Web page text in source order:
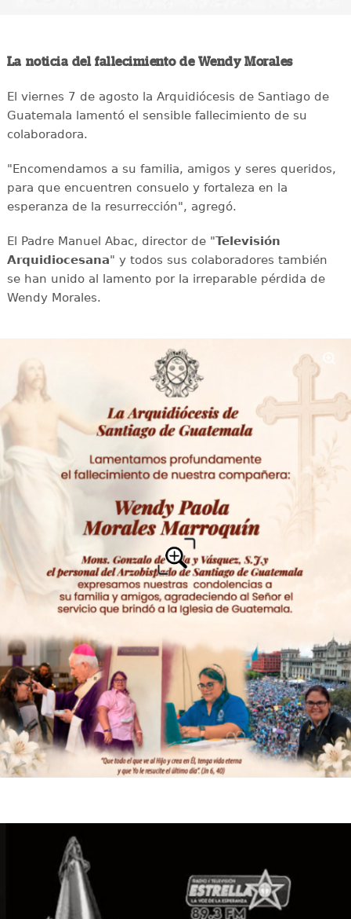
La noticia del fallecimiento de Wendy Morales
El viernes 7 de agosto la Arquidiócesis de Santiago de
Guatemala lamentó el sensible fallecimiento de su
colaboradora.
"Encomendamos a su familia, amigos y seres queridos,
para que encuentren consuelo y fortaleza en la
esperanza de la resurrección", agregó.
El Padre Manuel Abac, director de "Televisión
Arquidiocesana" y todos sus colaboradores también
se han unido al lamento por la irreparable pérdida de
Wendy Morales.